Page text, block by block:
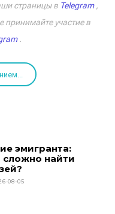
страницы в Telegram,
принимайте участие в
.
эмигранта:
сложно найти
08-05